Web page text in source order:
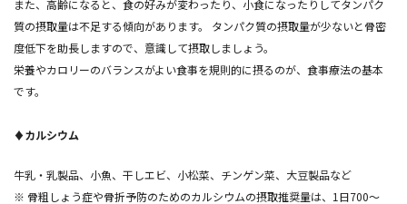
また、高齢になると、食の好みが変わったり、小食になったりしてタンパク
質の摂取量は不足する傾向があります。 タンパク質の摂取量が少ないと骨密
度低下を助長しますので、意識して摂取しましょう。
栄養やカロリーのバランスがよい食事を規則的に摂るのが、食事療法の基本
です。
♦カルシウム
牛乳・乳製品、小魚、干しエビ、小松菜、チンゲン菜、大豆製品など
※ 骨粗しょう症や骨折予防のためのカルシウムの摂取推奨量は、1日700～